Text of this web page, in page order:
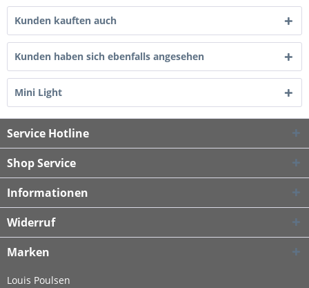
Kunden kauften auch
Kunden haben sich ebenfalls angesehen
Mini Light
Service Hotline
Shop Service
Informationen
Widerruf
Marken
Louis Poulsen